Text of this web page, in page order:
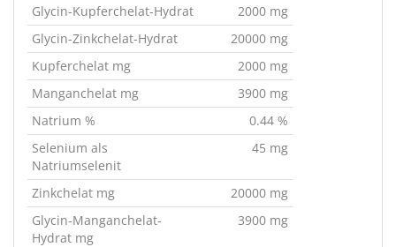
Glycin-Kupferchelat-Hydrat
2000 mg
Glycin-Zinkchelat-Hydrat
20000 mg
Kupferchelat mg
2000 mg
Manganchelat mg
3900 mg
Natrium %
0.44 %
Selenium als
Natriumselenit
45 mg
Zinkchelat mg
20000 mg
Glycin-Manganchelat-
Hydrat mg
3900 mg